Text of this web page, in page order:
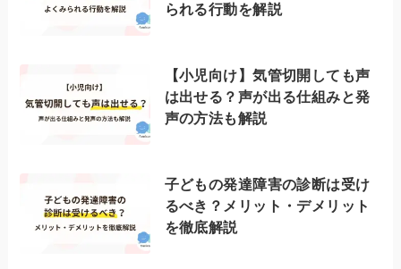
られる行動を解説
【小児向け】気管切開しても声
は出せる？声が出る仕組みと発
声の方法も解説
子どもの発達障害の診断は受け
るべき？メリット・デメリット
を徹底解説